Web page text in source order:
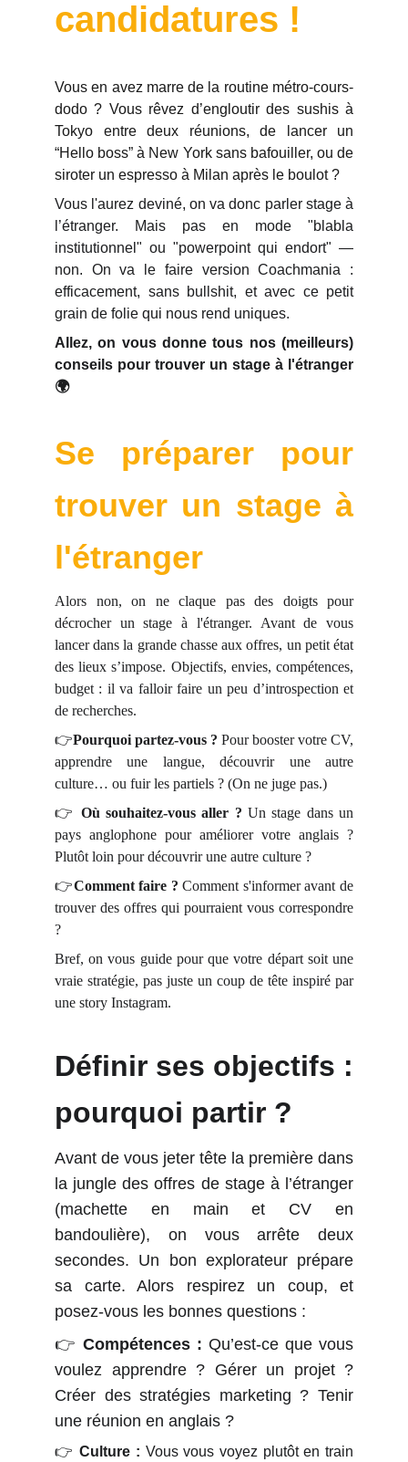
candidatures !
Vous en avez marre de la routine métro-cours-
dodo ? Vous rêvez d’engloutir des sushis à
Tokyo entre deux réunions, de lancer un
“Hello boss” à New York sans bafouiller, ou de
siroter un espresso à Milan après le boulot ?
Vous l'aurez deviné, on va donc parler stage à
l’étranger. Mais pas en mode "blabla
institutionnel" ou "powerpoint qui endort" —
non. On va le faire version Coachmania :
efficacement, sans bullshit, et avec ce petit
grain de folie qui nous rend uniques.
Allez, on vous donne tous nos (meilleurs)
conseils pour trouver un stage à l'étranger
🌍
Se préparer pour
trouver un stage à
l'étranger
Alors non, on ne claque pas des doigts pour
décrocher un stage à l'étranger. Avant de vous
lancer dans la grande chasse aux offres, un petit état
des lieux s’impose. Objectifs, envies, compétences,
budget : il va falloir faire un peu d’introspection et
de recherches.
👉Pourquoi partez-vous ? Pour booster votre CV,
apprendre une langue, découvrir une autre
culture… ou fuir les partiels ? (On ne juge pas.)
👉 Où souhaitez-vous aller ?Un stage dans un
pays anglophone pour améliorer votre anglais ?
Plutôt loin pour découvrir une autre culture ?
👉Comment faire ? Comment s'informer avant de
trouver des offres qui pourraient vous correspondre
?
Bref, on vous guide pour que votre départ soit une
vraie stratégie, pas juste un coup de tête inspiré par
une story Instagram.
Définir ses objectifs :
pourquoi partir ?
Avant de vous jeter tête la première dans
la jungle des offres de stage à l’étranger
(machette en main et CV en
bandoulière), on vous arrête deux
secondes. Un bon explorateur prépare
sa carte. Alors respirez un coup, et
posez-vous les bonnes questions :
👉 Compétences : Qu’est-ce que vous
voulez apprendre ? Gérer un projet ?
Créer des stratégies marketing ? Tenir
une réunion en anglais ?
👉Culture : Vous vous voyez plutôt en train